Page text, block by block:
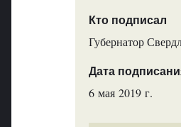
Кто подписал
Губернатор
Дата
6 мая 2019 г.